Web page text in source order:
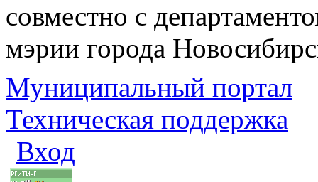
совместно с
мэрии города
Муниципальный портал
Техническая поддержка
Вход